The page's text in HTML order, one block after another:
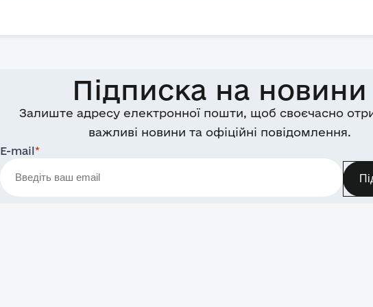
Підписка на новини
Залиште адресу електронної пошти, щоб своєчасно
важливі новини та офіційні повідомлення.
E-mail*